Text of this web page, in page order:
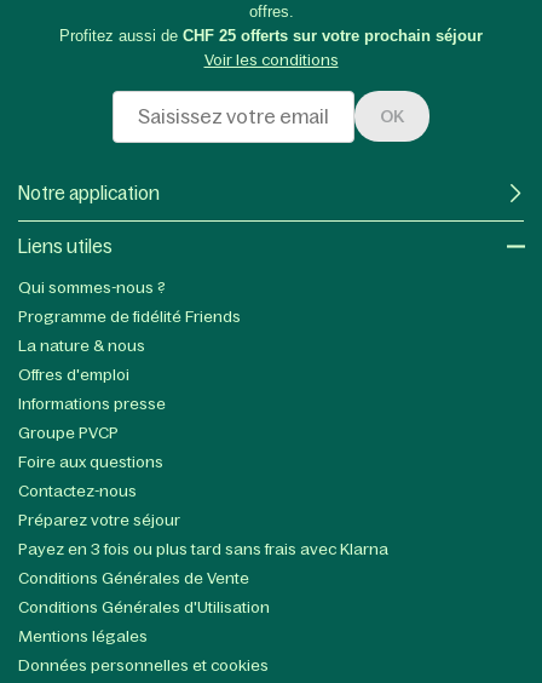
offres.
Profitez aussi de CHF 25 offerts sur votre prochain séjour
Voir les conditions
OK
Notre application
Liens utiles​
Qui sommes-nous ?
Programme de fidélité Friends
La nature & nous
Offres d'emploi
Informations presse
Groupe PVCP
Foire aux questions
Contactez-nous
Préparez votre séjour
Payez en 3 fois ou plus tard sans frais avec Klarna
Conditions Générales de Vente
Conditions Générales d'Utilisation
Mentions légales
Données personnelles et cookies